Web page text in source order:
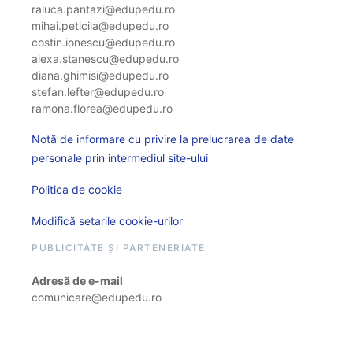
raluca.pantazi@edupedu.ro
mihai.peticila@edupedu.ro
costin.ionescu@edupedu.ro
alexa.stanescu@edupedu.ro
diana.ghimisi@edupedu.ro
stefan.lefter@edupedu.ro
ramona.florea@edupedu.ro
Notă de informare cu privire la prelucrarea de date
personale prin intermediul site-ului
Politica de cookie
Modifică setarile cookie-urilor
PUBLICITATE ȘI PARTENERIATE
Adresă de e-mail
comunicare@edupedu.ro